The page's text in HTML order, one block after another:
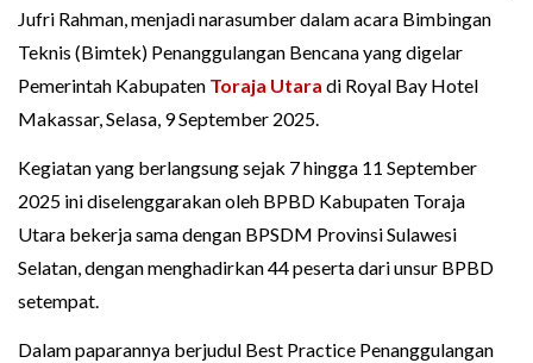
Jufri Rahman, menjadi narasumber dalam acara Bimbingan
Teknis (Bimtek) Penanggulangan Bencana yang digelar
Pemerintah Kabupaten Toraja Utara di Royal Bay Hotel
Makassar, Selasa, 9 September 2025.
Kegiatan yang berlangsung sejak 7 hingga 11 September
2025 ini diselenggarakan oleh BPBD Kabupaten Toraja
Utara bekerja sama dengan BPSDM Provinsi Sulawesi
Selatan, dengan menghadirkan 44 peserta dari unsur BPBD
setempat.
Dalam paparannya berjudul Best Practice Penanggulangan